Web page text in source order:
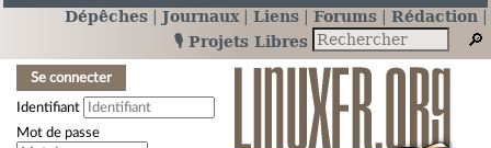
Dépêches Journaux Liens Forums
Rédaction
🎙️ Projets Libres
Se connecter
Identifiant
Mot de passe